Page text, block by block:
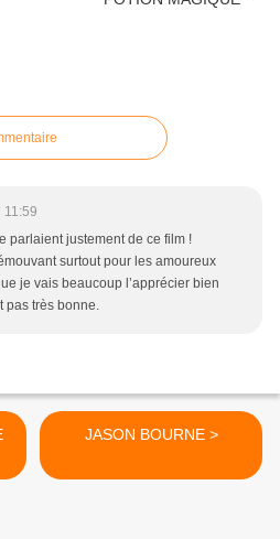
11:59
parlaient justement de ce film !
surtout pour les amoureux
je vais beaucoup l’apprécier bien
pas très bonne.
JASON BOURNE >